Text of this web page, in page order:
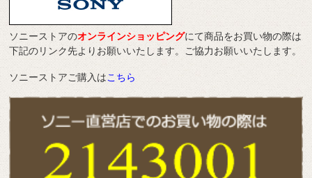
ソニーストアのオンラインショッピングにて商品をお買い物の際は
下記のリンク先よりお願いいたします。ご協力お願いいたします。
ソニーストアご購入はこちら